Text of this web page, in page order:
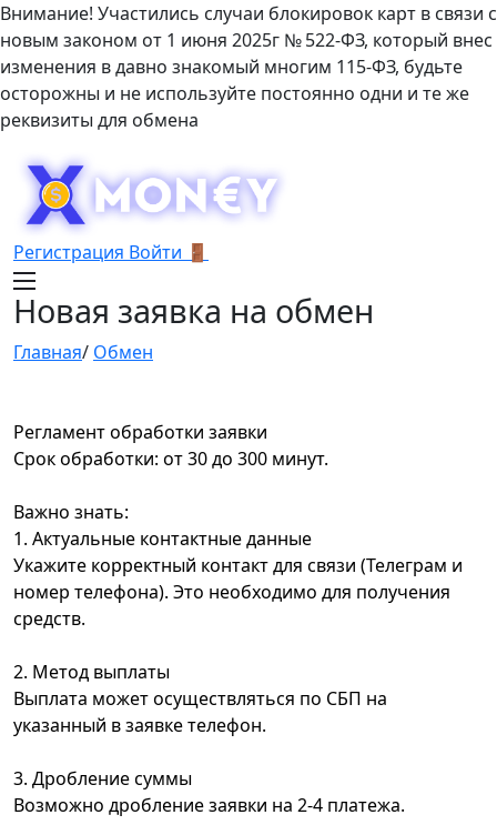
Внимание! Участились случаи блокировок карт в связи с
новым законом от 1 июня 2025г № 522-ФЗ, который внес
изменения в давно знакомый многим 115-ФЗ, будьте
осторожны и не используйте постоянно одни и те же
реквизиты для обмена
Регистрация Войти 🚪
Новая заявка на обмен
Главная/ Обмен
Регламент обработки заявки
Срок обработки: от 30 до 300 минут.
Важно знать:
1. Актуальные контактные данные
Укажите корректный контакт для связи (Телеграм и
номер телефона). Это необходимо для получения
средств.
2. Метод выплаты
Выплата может осуществляться по СБП на
указанный в заявке телефон.
3. Дробление суммы
Возможно дробление заявки на 2-4 платежа.